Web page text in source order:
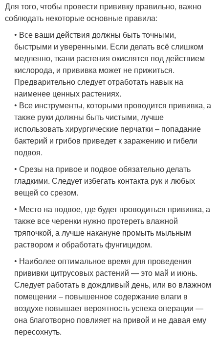
Для того, чтобы провести прививку правильно, важно
соблюдать некоторые основные правила:
• Все ваши действия должны быть точными,
быстрыми и уверенными. Если делать всё слишком
медленно, ткани растения окислятся под действием
кислорода, и прививка может не прижиться.
Предварительно следует отработать навык на
наименее ценных растениях.
• Все инструменты, которыми проводится прививка, а
также руки должны быть чистыми, лучше
использовать хирургические перчатки – попадание
бактерий и грибов приведет к заражению и гибели
подвоя.
• Срезы на привое и подвое обязательно делать
гладкими. Следует избегать контакта рук и любых
вещей со срезом.
• Место на подвое, где будет проводиться прививка, а
также все черенки нужно протереть влажной
тряпочкой, а лучше накануне промыть мыльным
раствором и обработать фунгицидом.
• Наиболее оптимальное время для проведения
прививки цитрусовых растений — это май и июнь.
Следует работать в дождливый день, или во влажном
помещении – повышенное содержание влаги в
воздухе повышает вероятность успеха операции —
она благотворно повлияет на привой и не давая ему
пересохнуть.